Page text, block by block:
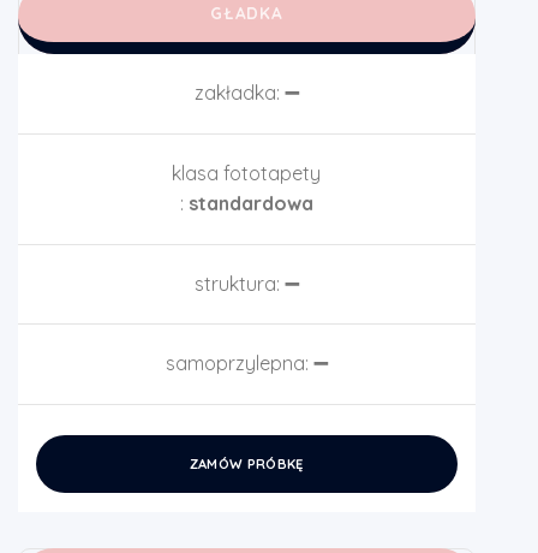
GŁADKA
zakładka: ➖
klasa fototapety
: standardowa
struktura: ➖
samoprzylepna: ➖
ZAMÓW PRÓBKĘ